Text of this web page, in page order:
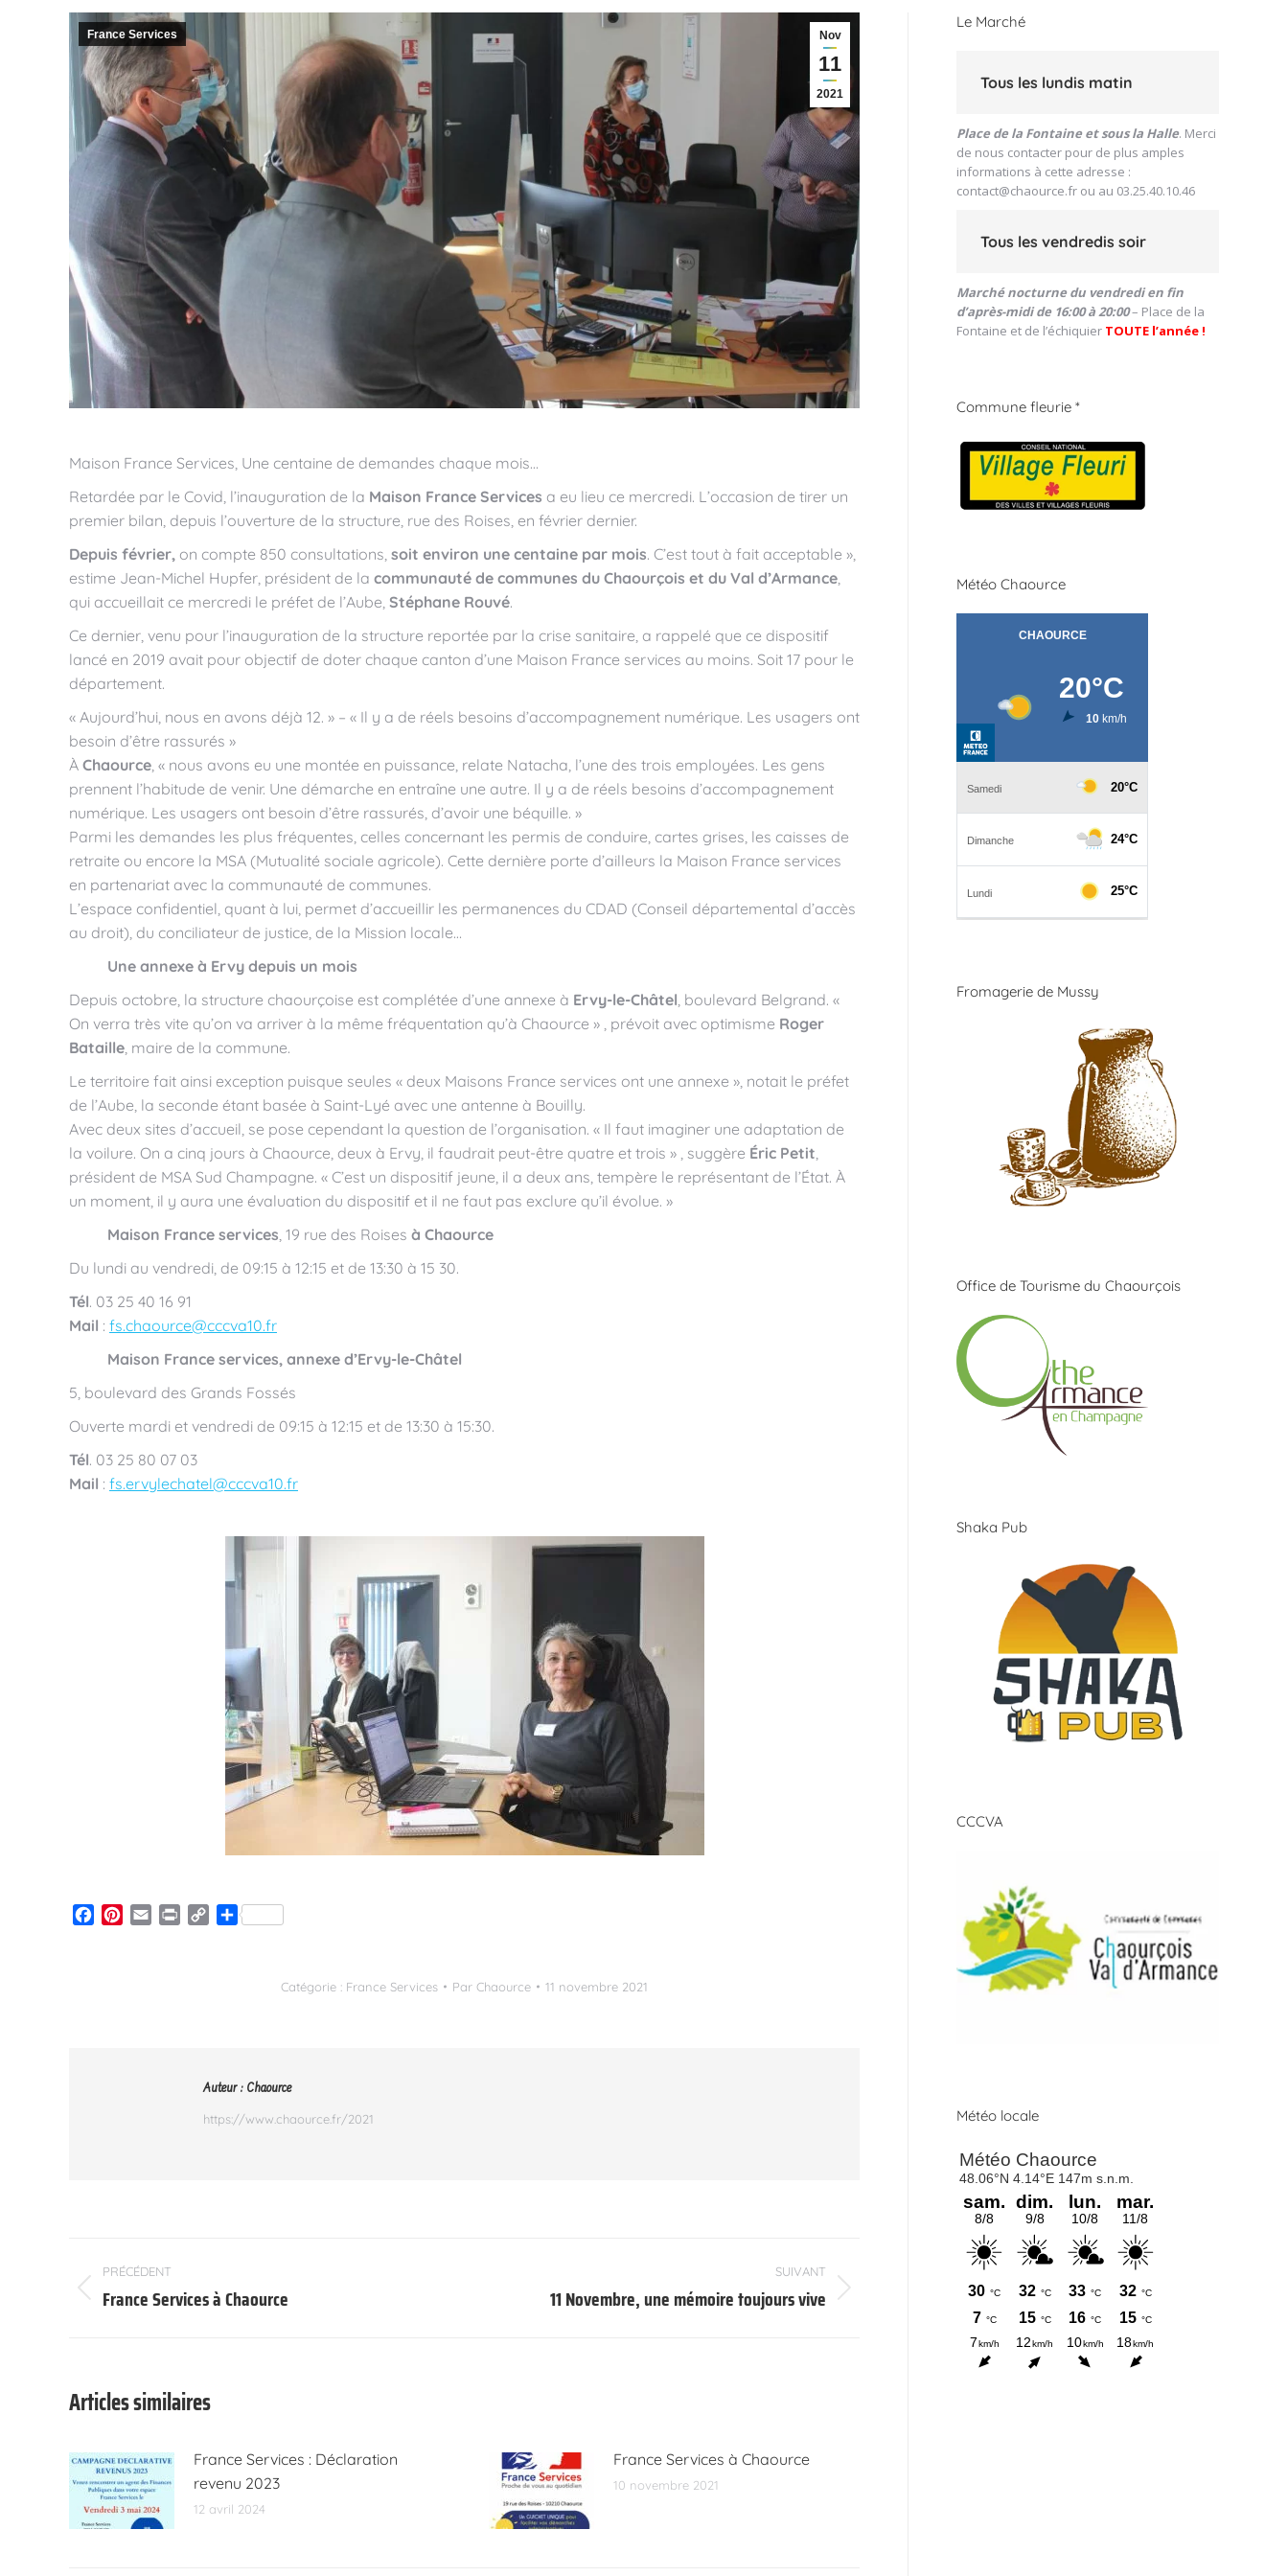
Nov
11
2021
France Services
Maison France Services, Une centaine de demandes chaque mois…
Retardée par le Covid, l’inauguration de la Maison France Services a eu lieu ce mercredi. L’occasion de tirer un
premier bilan, depuis l’ouverture de la structure, rue des Roises, en février dernier.
Depuis février, on compte 850 consultations, soit environ une centaine par mois. C’est tout à fait acceptable »,
estime Jean-Michel Hupfer, président de la communauté de communes du Chaourçois et du Val d’Armance
qui accueillait ce mercredi le préfet de l’Aube, Stéphane Rouvé.
Ce dernier, venu pour l’inauguration de la structure reportée par la crise sanitaire, a rappelé que ce dispositif
lancé en 2019 avait pour objectif de doter chaque canton d’une Maison France services au moins. Soit 17 pour le
département.
« Aujourd’hui, nous en avons déjà 12. » – « Il y a de réels besoins d’accompagnement numérique. Les usagers ont
besoin d’être rassurés »
À Chaource , « nous avons eu une montée en puissance, relate Natacha, l’une des trois employées. Les gens
prennent l’habitude de venir. Une démarche en entraîne une autre. Il y a de réels besoins d’accompagnement
numérique. Les usagers ont besoin d’être rassurés, d’avoir une béquille. »
Parmi les demandes les plus fréquentes, celles concernant les permis de conduire, cartes grises, les caisses de
retraite ou encore la MSA (Mutualité sociale agricole). Cette dernière porte d’ailleurs la Maison France services
en partenariat avec la communauté de communes.
L’espace confidentiel, quant à lui, permet d’accueillir les permanences du CDAD (Conseil départemental d’accès
au droit), du conciliateur de justice, de la Mission locale…
Une annexe à Ervy depuis un mois
Depuis octobre, la structure chaourçoise est complétée d’une annexe à Ervy-le-Châtel , boulevard Belgrand. «
On verra très vite qu’on va arriver à la même fréquentation qu’à Chaource » , prévoit avec optimisme Roger
Bataille , maire de la commune.
Le territoire fait ainsi exception puisque seules « deux Maisons France services ont une annexe », notait le préfet
de l’Aube, la seconde étant basée à Saint-Lyé avec une antenne à Bouilly.
Avec deux sites d’accueil, se pose cependant la question de l’organisation. « Il faut imaginer une adaptation de
la voilure. On a cinq jours à Chaource, deux à Ervy, il faudrait peut-être quatre et trois » , suggère Éric Petit
président de MSA Sud Champagne. « C’est un dispositif jeune, il a deux ans, tempère le représentant de l’État. À
un moment, il y aura une évaluation du dispositif et il ne faut pas exclure qu’il évolue. »
Maison France services , 19 rue des Roises à Chaource
Du lundi au vendredi, de 09:15 à 12:15 et de 13:30 à 15 30.
Tél. 03 25 40 16 91
Mail : fs.chaource@cccva10.fr
Maison France services, annexe d’Ervy-le-Châtel
5, boulevard des Grands Fossés
Ouverte mardi et vendredi de 09:15 à 12:15 et de 13:30 à 15:30.
Tél. 03 25 80 07 03
Mail : fs.ervylechatel@cccva10.fr
Facebook
Pinterest
Email Print
CopyPartager
Catégorie : France Services Par Chaource 11 novembre 2021
Auteur : Chaource
https://www.chaource.fr/2021
Navigation
article
PRÉCÉDENT
Article
France Services à Chaource
SUIVANT
11 Novembre, une mémoire toujours vive
Articles similaires
France Services : Déclaration
revenu 2023
12 avril 2024
France Services à Chaource
10 novembre 2021
Le Marché
Tous les lundis matin
Place de la Fontaine et sous la Halle. Merci
de nous contacter pour de plus amples
informations à cette adresse :
contact@chaource.fr ou au 03.25.40.10.46
Tous les vendredis soir
Marché nocturne du vendredi en fin
d’après-midi de 16:00 à 20:00– Place de la
Fontaine et de l’échiquier TOUTE l’année !
Commune fleurie *
Météo Chaource
Fromagerie de Mussy
Office de Tourisme du Chaourçois
Shaka Pub
CCCVA
Météo locale